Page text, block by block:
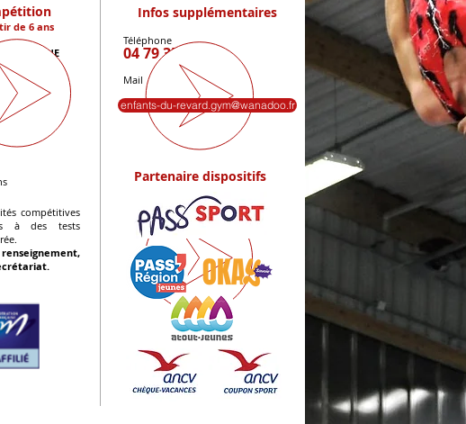
de 6 ans
FEMININE
compétitives
à des tests
Téléphone
04 79 350 647
Mail
Infos supplémentaires
enfants-du-revard.gym@wanadoo.fr
Partenaire dispositifs